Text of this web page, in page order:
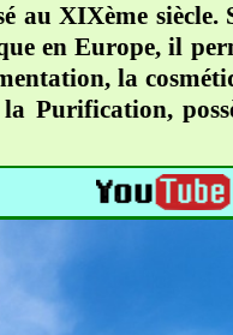
au XIXème siècle.
en Europe, il
la
Purification,